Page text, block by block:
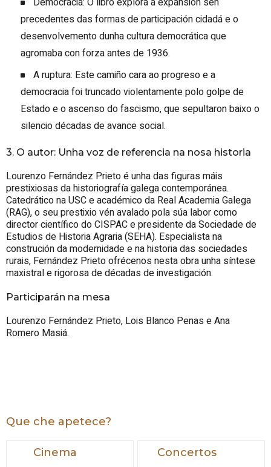
precedentes das formas de participación cidadá e o
desenvolvemento dunha cultura democrática que
agromaba con forza antes de 1936.
A ruptura: Este camiño cara ao progreso e a
democracia foi truncado violentamente polo golpe de
Estado e o ascenso do fascismo, que sepultaron baixo o
silencio décadas de avance social.
3. O autor: Unha voz de referencia na nosa historia
Lourenzo Fernández Prieto é unha das figuras máis
prestixiosas da historiografía galega contemporánea.
Catedrático na USC e académico da Real Academia Galega
(RAG), o seu prestixio vén avalado pola súa labor como
director científico do CISPAC e presidente da Sociedade de
Estudios de Historia Agraria (SEHA). Especialista na
construción da modernidade e na historia das sociedades
rurais, Fernández Prieto ofrécenos nesta obra unha síntese
maxistral e rigorosa de décadas de investigación.
Participarán na mesa
Lourenzo Fernández Prieto, Lois Blanco Penas e Ana
Romero Masiá.
Que che apetece?
Cinema Concertos